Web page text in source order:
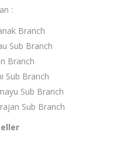
:
Branch
Sub Branch
Branch
Sub Branch
Sub Branch
Sub Branch